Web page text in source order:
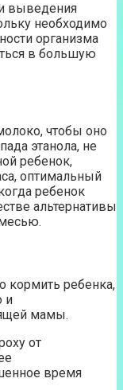
выведения
необходимо
организма
в большую
чтобы оно
этанола, не
ребенок,
оптимальный
ребенок
альтернативы
кормить ребенка,
и
мамы.
от
время